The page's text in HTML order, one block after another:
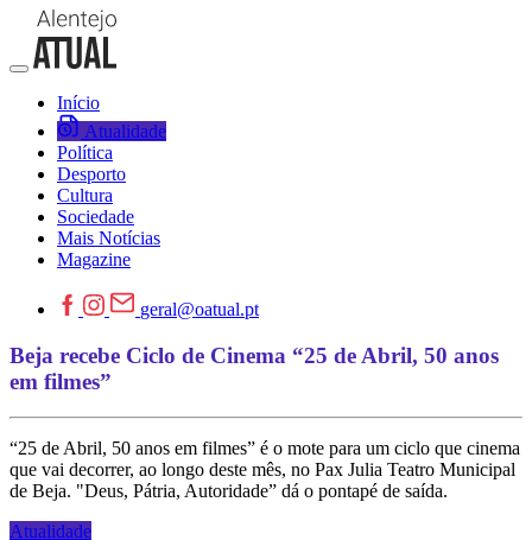
Início
Atualidade
Política
Desporto
Cultura
Sociedade
Mais Notícias
Magazine
geral@oatual.pt
Beja recebe Ciclo de Cinema “25 de Abril, 50 anos
em filmes”
“25 de Abril, 50 anos em filmes” é o mote para um ciclo que cinema
que vai decorrer, ao longo deste mês, no Pax Julia Teatro Municipal
de Beja. "Deus, Pátria, Autoridade” dá o pontapé de saída.
Atualidade